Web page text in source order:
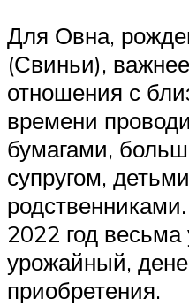
Для Овна,
(Свиньи),
отношения с
времени
бумагами,
супругом,
2022 год
урожайный,
приобретения.